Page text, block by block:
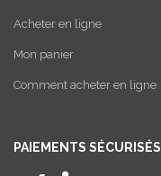
Acheter en ligne
Mon panier
Comment acheter en ligne
PAIEMENTS SÉCURISÉS